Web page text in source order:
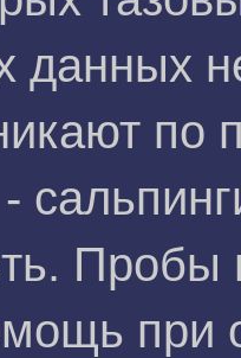
данных
по
Пробы
при